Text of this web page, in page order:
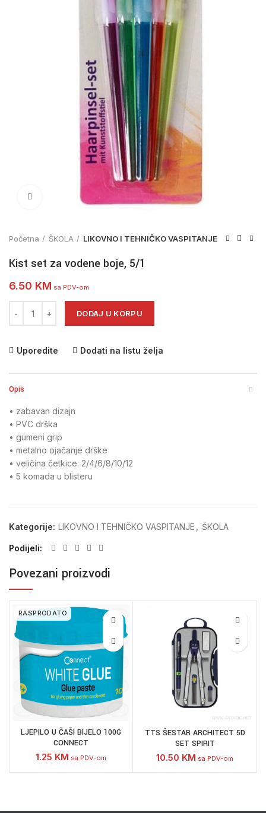
Click to enlarge
Početna ŠKOLA LIKOVNO I TEHNIČKO VASPITANJE
Kist set za vodene boje, 5/1
6.50 KM sa PDV-om
DODAJ U KORPU
Uporedite Dodati na listu želja
Opis
• zabavan dizajn
• PVC drška
• gumeni grip
• metalno ojačanje drške
• veličina četkice: 2/4/6/8/10/12
• 5 komada u blisteru
Kategorije: LIKOVNO I TEHNIČKO VASPITANJE ŠKOLA
Podijeli
Povezani proizvodi
RASPRODATO
LJEPILO U ČAŠI BIJELO 100G
CONNECT
1.25 KM sa PDV-om
TTS ŠESTAR ARCHITECT 5D
SET SPIRIT
10.50 KM sa PDV-om